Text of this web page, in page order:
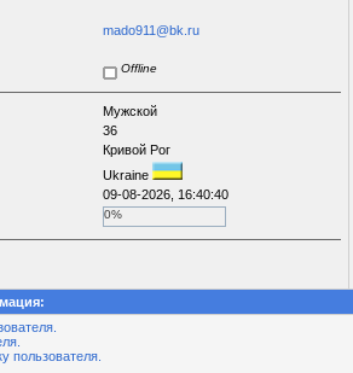
mado911@bk.ru
Offline
Мужской
36
Кривой Рог
Ukraine
09-08-2026, 16:40:40
0%
пользователя.